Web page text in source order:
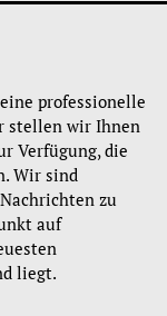
professionelle
stellen wir Ihnen
Verfügung, die
Wir sind
zu
auf
liegt.